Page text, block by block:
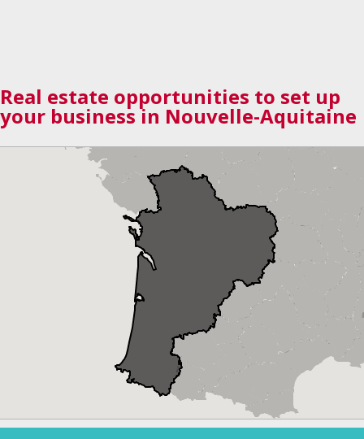
Real estate opportunities to set up
your business in Nouvelle-Aquitaine